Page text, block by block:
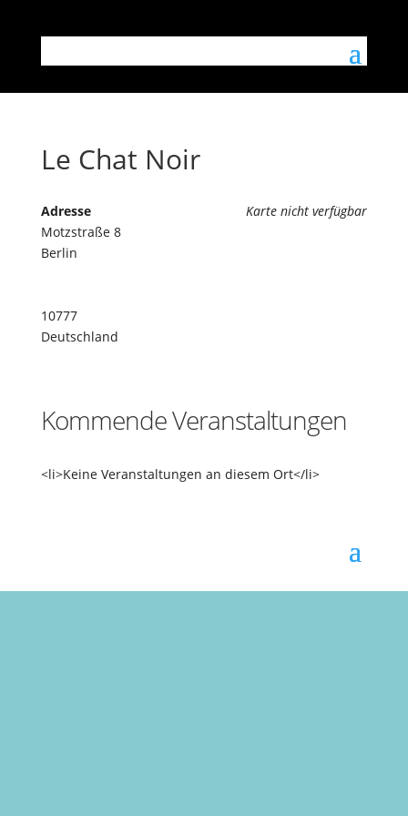
Le Chat Noir
Karte nicht verfügbar
Adresse
Motzstraße 8
Berlin
10777
Deutschland
Kommende Veranstaltungen
<li>Keine Veranstaltungen an diesem Ort</li>